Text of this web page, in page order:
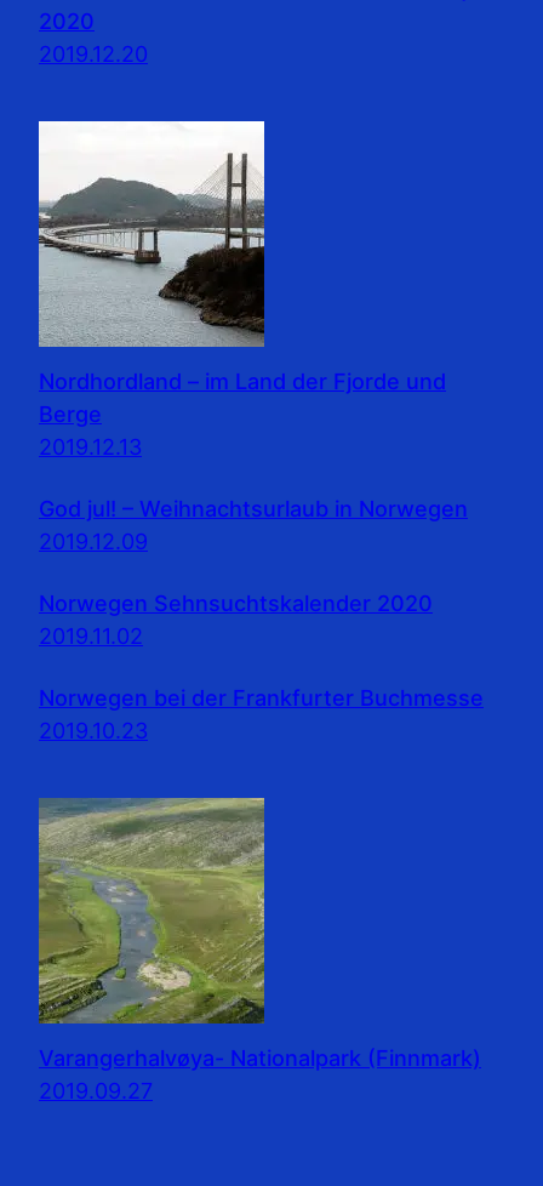
2020
2019.12.20
Nordhordland – im Land der Fjorde und
Berge
2019.12.13
God jul! – Weihnachtsurlaub in Norwegen
2019.12.09
Norwegen Sehnsuchtskalender 2020
2019.11.02
Norwegen bei der Frankfurter Buchmesse
2019.10.23
Varangerhalvøya- Nationalpark (Finnmark)
2019.09.27